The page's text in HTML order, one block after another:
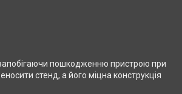
пошкодженню пристрою при
стенд, а його міцна конструкція